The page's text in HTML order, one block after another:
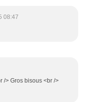
08:47
/> Gros bisous <br />